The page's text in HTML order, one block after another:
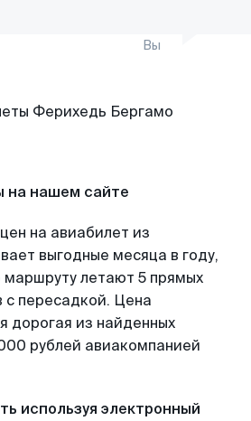
Вы
на нашем сайте
на авиабилет из
выгодные месяца в году,
летают 5 прямых
с пересадкой. Цена
дорогая из найденных
рублей авиакомпанией
используя электронный